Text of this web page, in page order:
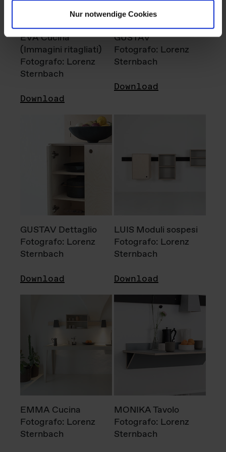
Nur notwendige Cookies
EVA Cucina
(Immagini ritagliati)
Fotografo: Lorenz
Sternbach
Download
GUSTAV
Fotografo: Lorenz
Sternbach
Download
GUSTAV Dettaglio
Fotografo: Lorenz
Sternbach
Download
LUIS Moduli sospesi
Fotografo: Lorenz
Sternbach
Download
EMMA Cucina
Fotografo: Lorenz
Sternbach
MONIKA Tavolo
Fotografo: Lorenz
Sternbach